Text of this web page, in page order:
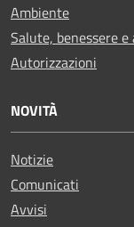
Ambiente
Salute, benessere e
Autorizzazioni
NOVITÀ
Notizie
Comunicati
Avvisi